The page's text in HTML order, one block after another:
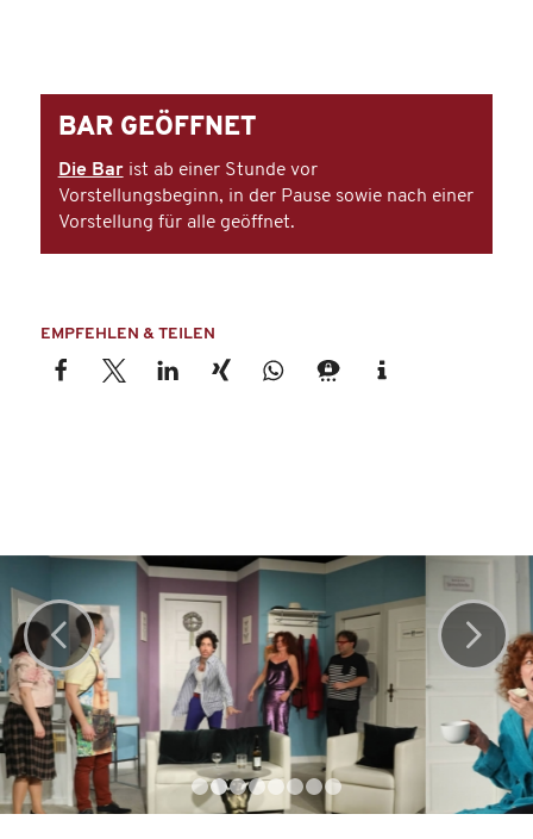
BAR GEÖFFNET
Die Barist ab einer Stunde vor
Vorstellungsbeginn, in der Pause sowie nach einer
Vorstellung für alle geöffnet.
EMPFEHLEN & TEILEN
Weiter